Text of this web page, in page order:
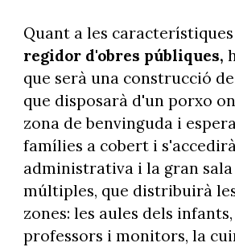
Quant a les
regidor d'obres públiques,
que serà una construcció
que disposarà d'un porxo
zona de benvinguda i
famílies a cobert i
administrativa i la gran sala
múltiples, que distribuirà
zones: les aules dels
professors i monitors, la